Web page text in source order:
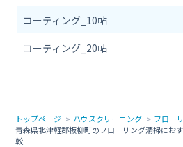
コーティング_10帖
コーティング_20帖
トップページ ハウスクリーニング
フロー
青森県北津軽郡板柳町のフローリング清掃にお
較